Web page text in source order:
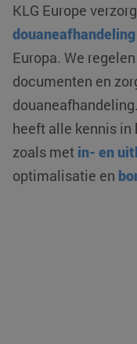
KLG Europe
douaneafhandeling
Europa. We
documenten en
heeft alle kennis in
zoals met in- en
optimalisatie en